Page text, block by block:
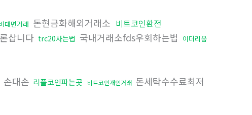
대면거래 돈현금화해외거래소 비트코인환전
삽니다 trc20사는법 국내거래소fds우회하는법
이더리움
손대손 리플코인파는곳 비트코인개인거래 돈세탁수수료최저